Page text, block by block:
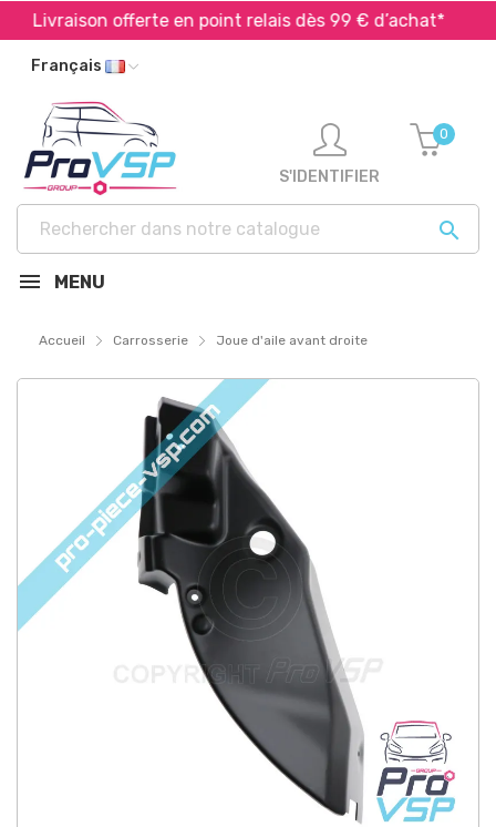
Livraison offerte en point relais dès 99 € d’achat*
Français

S'IDENTIFIER
0
MENU
Accueil Carrosserie Joue d'aile avant droite